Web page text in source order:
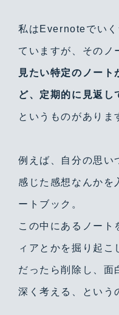
私はEvernoteでいく
ていますが、そのノ
見たい特定のノート
ど、定期的に見返し
というものがありま
例えば、自分の思い
感じた感想なんかを
ートブック。
この中にあるノート
ィアとかを掘り起こ
だったら削除し、面
深く考える、という